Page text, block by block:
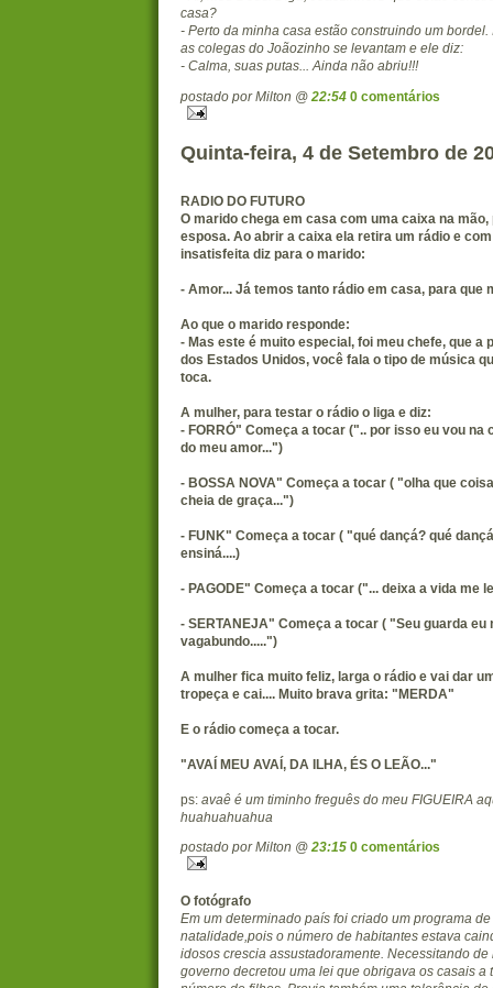
casa?
- Perto da minha casa estão construindo um
as colegas do Joãozinho se levantam e ele diz:
- Calma, suas putas... Ainda não abriu!!!
postado por Milton @ 22:54 0 comentários
Quinta-feira, 4 de Setembro de
RADIO DO FUTURO
O marido chega em casa com uma caixa na
esposa. Ao abrir a caixa ela retira um rádio e
insatisfeita diz para o marido:
- Amor... Já temos tanto rádio em casa, para que
Ao que o marido responde:
- Mas este é muito especial, foi meu chefe, que a
dos Estados Unidos, você fala o tipo de música
toca.
A mulher, para testar o rádio o liga e diz:
- FORRÓ" Começa a tocar (".. por isso eu vou na
do meu amor...")
- BOSSA NOVA" Começa a tocar ( "olha que
cheia de graça...")
- FUNK" Começa a tocar ( "qué dançá? qué
ensiná....)
- PAGODE" Começa a tocar ("... deixa a vida me
- SERTANEJA" Começa a tocar ( "Seu guarda eu
vagabundo.....")
A mulher fica muito feliz, larga o rádio e vai dar
tropeça e cai.... Muito brava grita: "MERDA"
E o rádio começa a tocar.
"AVAÍ MEU AVAÍ, DA ILHA, ÉS O LEÃO..."
ps: avaê é um timinho freguês do meu FIGUEIRA
huahuahuahua
postado por Milton @ 23:15 0 comentários
O fotógrafo
Em um determinado país foi criado um programa
natalidade,pois o número de habitantes estava
idosos crescia assustadoramente. Necessitando de
governo decretou uma lei que obrigava os casais a